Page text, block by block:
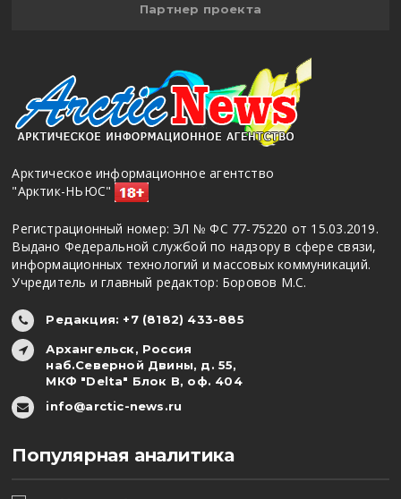
Партнер проекта
Арктическое информационное агентство
"Арктик-НЬЮС"
Регистрационный номер: ЭЛ № ФС 77-75220 от 15.03.2019.
Выдано Федеральной службой по надзору в сфере связи,
информационных технологий и массовых коммуникаций.
Учредитель и главный редактор: Боровов М.С.
Редакция: +7 (8182) 433-885
Архангельск, Россия
наб.Северной Двины, д. 55,
МКФ "Delta" Блок В, оф. 404
info@arctic-news.ru
Популярная аналитика